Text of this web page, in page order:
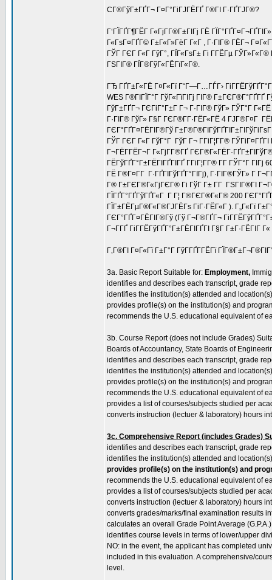
CГ®ГўГ±ГҐГ¬ Г¤Г°ГіГЈГЁГҐ Г®ГІ Г·ГҐГЈГ®?
Г‘ГЇГҐГ¶ГЁГ Г«ГјГ­Г®Г±ГІГј ГЁ
Г«ГѕГ¤ГҐГ© Г±Г«Г»ГёГ Г«Г , Г·ГІГ® ГЁГ¬
ГЎГ ГЄГ Г«Г ГўГ°, ГЇГ«ГѕГ± Гі Г­ГЁГµ
ГЅГІГ® ГЇГ®ГўГ«ГЁГїГ«Г®.
ГЂ ГҐГ±Г«ГЁ Г¤Г«Гї Г“Г—Г…ГЃГ›
WES Г®ГІГЇГ°Г ГўГ«ГїГІГј ГІГ® Г±ГЄГ®Г°ГҐГҐ
ГўГ±ГҐГ¬ ГЄГіГ°Г±Г Г¬ Г·ГІГ® ГўГ» ГЎГ°Г
Г·ГІГ® ГўГ» Г§Г ГЄГ®Г­Г·ГЁГ«ГЁ 4 ГЈГ®Г¤Г
ГЄГ°ГҐГ¤ГЁГІГ®Гў
ГЎГ ГЄГ Г«Г ГўГ°Г ГўГ Г¬ Г­ГіГ¦Г­Г®
Г¬ГЁГ­ГЁГ¬Г Г«ГјГ­Г®ГҐ
ГЁГўГҐГ°Г±ГЁГІГҐГІГҐ Г­ГіГ¦Г­Г® Г­Г ГЎГ°Г
ГЁ Г®Г¤Г­Г Г·ГҐГІГўГҐГ°ГІГј), Г·ГІГ®ГЎГ» Г
Г® Г±ГЄГ®Г«ГјГЄГ® Гі ГўГ Г± Г­Г ГЅГІГ®ГІ
ГЇГҐГ°ГҐГўГҐГ«Г Г Г¦ Г®ГЄГ®Г«Г® 200
ГЇГ±ГЁГµГ®Г«Г®ГЈГЁГѕ ГіГ·ГЁГ«Г ). Г„Г«Гї
ГЄГ°ГҐГ¤ГЁГІГ®Гў (Гў Г¬Г®ГҐГ¬
Г¬Г­ГҐ ГіГ­ГЁГўГҐГ°Г±ГЁГІГҐГІ Г§Г
Г‚Г®ГІ Г¤Г«Гї Г±Г°Г ГўГ­ГҐГ­ГЁГї
3a. Basic Report Suitable for: Employment,
identifies and describes each transcript, grade
identifies the institution(s) attended and location(s)
provides profile(s) on the institution(s) and
recommends the U.S. educational equivalent of
3b. Course Report (does not include Grades)
Boards of Accountancy, State Boards of
identifies and describes each transcript, grade
identifies the institution(s) attended and location(s)
provides profile(s) on the institution(s) and
recommends the U.S. educational equivalent of
provides a list of courses/subjects studied per
converts instruction (lectuer & laboratory) hours
3c. Comprehensive Report (includes Grades)
identifies and describes each transcript, grade
identifies the institution(s) attended and location(s)
provides profile(s) on the institution(s) and
recommends the U.S. educational equivalent of
provides a list of courses/subjects studied per
converts instruction (lectuer & laboratory) hours
converts grades/marks/final examination results
calculates an overall Grade Point Average (G.P.A.)
identifies course levels in terms of lower/upper
NO: in the event, the applicant has completed
included in this evaluation. A comprehensive/
level.